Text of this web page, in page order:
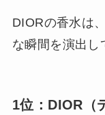
DIORの香水は
な瞬間を演出し
1位：DIOR（